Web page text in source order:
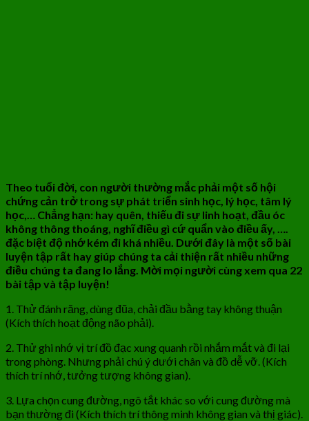
Theo tuổi đời, con người thường mắc phải một số hội
chứng cản trở trong sự phát triển sinh học, lý học, tâm lý
học,… Chẳng hạn: hay quên, thiếu đi sự linh hoạt, đầu óc
không thông thoáng, nghĩ điều gì cứ quẩn vào điều ấy, ….
đặc biệt độ nhớ kém đi khá nhiều. Dưới đây là một số bài
luyện tập rất hay giúp chúng ta cải thiện rất nhiều những
điều chúng ta đang lo lắng. Mời mọi người cùng xem qua 22
bài tập và tập luyện!
1. Thử đánh răng, dùng đũa, chải đầu bằng tay không thuận
(Kích thích hoạt động não phải).
2. Thử ghi nhớ vị trí đồ đạc xung quanh rồi nhắm mắt và đi lại
trong phòng. Nhưng phải chú ý dưới chân và đồ dễ vỡ. (Kích
thích trí nhớ, tưởng tượng không gian).
3. Lựa chọn cung đường, ngõ tắt khác so với cung đường mà
bạn thường đi (Kích thích trí thông minh không gian và thị giác).